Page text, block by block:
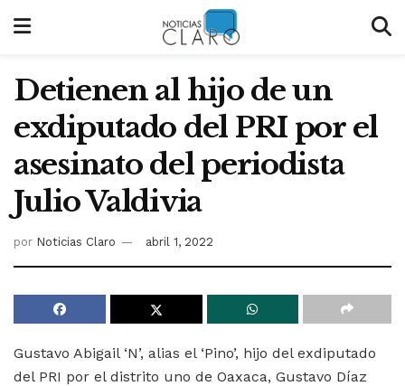
Detienen al hijo de un
exdiputado del PRI por el
asesinato del periodista
Julio Valdivia
por Noticias Claro abril 1, 2022
Gustavo Abigail ‘N’, alias el ‘Pino’, hijo del exdiputado
del PRI por el distrito uno de Oaxaca, Gustavo Díaz